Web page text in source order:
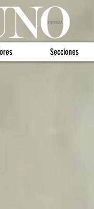
Secciones